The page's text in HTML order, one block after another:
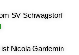
SV Schwagstorf
Nicola Gardemin